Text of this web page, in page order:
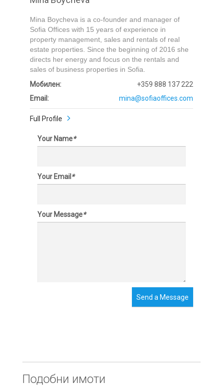
Mina Boycheva is a co-founder and manager of
Sofia Offices with 15 years of experience in
property management, sales and rentals of real
estate properties. Since the beginning of 2016 she
directs her energy and focus on the rentals and
sales of business properties in Sofia.
Мобилен:
+359 888 137 222
Email:
mina@sofiaoffices.com
Full Profile
Your Name*
Your Email *
Your Message*
Send a Message
Подобни имоти